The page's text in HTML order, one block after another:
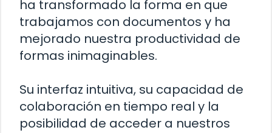
ha transformado la forma en que
trabajamos con documentos y ha
mejorado nuestra productividad de
formas inimaginables.
Su interfaz intuitiva, su capacidad de
colaboración en tiempo real y la
posibilidad de acceder a nuestros